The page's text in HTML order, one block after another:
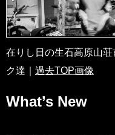
在りし日の生石高原山
ク達｜ 過去TOP画像
What’s New